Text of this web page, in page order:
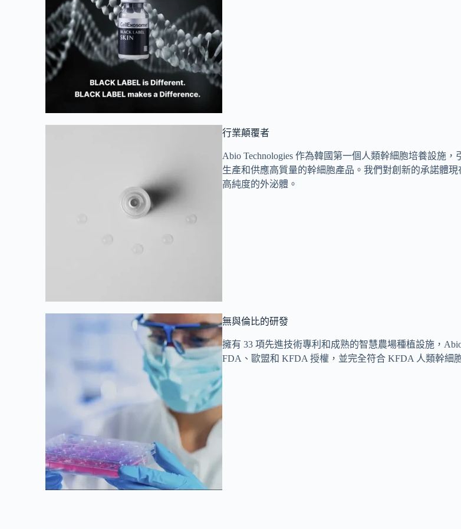
行業顛覆者
Abio Technologies 作為韓國第一個人類幹細胞培養設施
生產和供應高質量的幹細胞產品。我們對創新的承諾體
高純度的外泌體。
無與倫比的研發
擁有 33 項先進技術專利和成熟的智慧農場種植設施，
FDA、歐盟和 KFDA 授權，並完全符合 KFDA 人類幹細